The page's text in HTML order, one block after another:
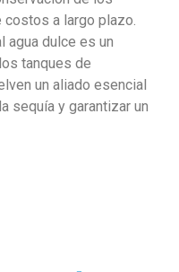
a largo plazo.
agua dulce es un
tanques de
un aliado esencial
sequía y garantizar un